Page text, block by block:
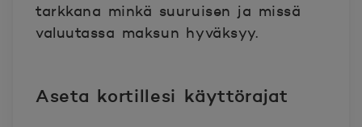
tarkkana minkä suuruisen ja missä
valuutassa maksun hyväksyy.
Aseta kortillesi käyttörajat